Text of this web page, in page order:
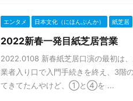
エンタメ 日本文化（にほんぶんか） 紙芝居
2022新春一発目紙芝居営業
2022.0108 新春紙芝居口演の最初は
業者入り口で入門手続きを終え、3階
てきてたんやけど、①と④を ...